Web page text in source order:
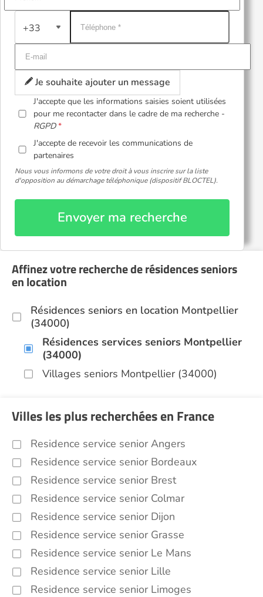
+33
Je souhaite ajouter un message
J'accepte que les informations saisies soient utilisées
pour me recontacter dans le cadre de ma recherche -
RGPD
J'accepte de recevoir les communications de
partenaires
Nous vous informons de votre droit à vous inscrire sur la liste
d'opposition au démarchage téléphonique (dispositif BLOCTEL).
Envoyer ma recherche
Affinez votre recherche de résidences seniors
en location
Résidences seniors en location Montpellier
(34000)
Résidences services seniors Montpellier
(34000)
Villages seniors Montpellier (34000)
Villes les plus recherchées en France
Residence service senior Angers
Residence service senior Bordeaux
Residence service senior Brest
Residence service senior Colmar
Residence service senior Dijon
Residence service senior Grasse
Residence service senior Le Mans
Residence service senior Lille
Residence service senior Limoges